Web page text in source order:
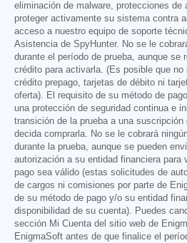
eliminación de malware, protecciones de
proteger activamente su sistema contra
acceso a nuestro equipo de soporte
Asistencia de SpyHunter. No se le
durante el período de prueba, aunque se
crédito para activarla. (Es posible que
crédito prepago, tarjetas de débito ni
oferta). El requisito de su método de
una protección de seguridad continua e
transición de la prueba a una
decida comprarla. No se le cobrará
durante la prueba, aunque se pueden
autorización a su entidad financiera para
pago sea válido (estas solicitudes de
de cargos ni comisiones por parte de
de su método de pago y/o su entidad
disponibilidad de su cuenta). Puedes
sección Mi Cuenta del sitio web de
EnigmaSoft antes de que finalice el